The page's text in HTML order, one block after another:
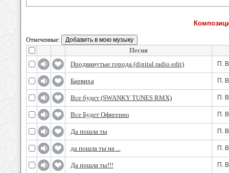
Отмеченные:
Песня
Продвинутые города (digital radio edit)
П.
Барвиха П.
Все будет (SWANKY TUNES RMX) П.
Все Будет Офигенно П.
Да пошла ты П.
да пошла ты на ... П.
Да пошла ты!!! П.